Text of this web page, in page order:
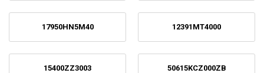
17950HN5M40 12391MT4000
15400ZZ3003 50615KCZ000ZB